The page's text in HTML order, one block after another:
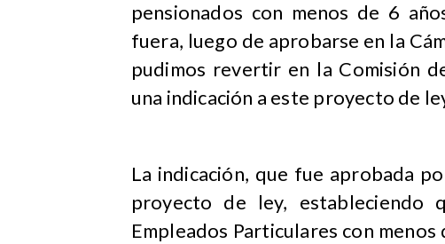
pensionados con menos de 6
fuera, luego de aprobarse en la
pudimos revertir en la Comisión
una indicación a este proyecto de
La indicación, que fue aprobada
proyecto de ley,
Empleados Particulares con